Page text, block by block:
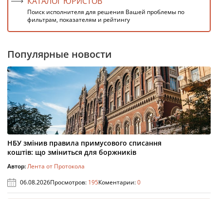
Поиск исполнителя для решения Вашей проблемы по
фильтрам, показателям и рейтингу
Популярные новости
НБУ змінив правила примусового списання
коштів: що зміниться для боржників
Автор:Лента от Протокола
06.08.2026Просмотров: 195Коментарии:0